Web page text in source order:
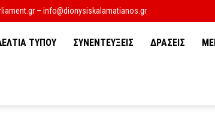
– info@dionysiskalamatianos.gr
ΤΥΠΟΥ ΣΥΝΕΝΤΕΥΞΕΙΣ ΔΡΑΣΕΙΣ